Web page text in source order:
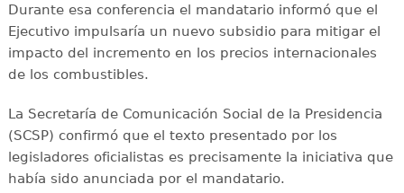
Durante esa conferencia el mandatario informó que el
Ejecutivo impulsaría un nuevo subsidio para mitigar el
impacto del incremento en los precios internacionales
de los combustibles.
La Secretaría de Comunicación Social de la Presidencia
(SCSP) confirmó que el texto presentado por los
legisladores oficialistas es precisamente la iniciativa que
había sido anunciada por el mandatario.